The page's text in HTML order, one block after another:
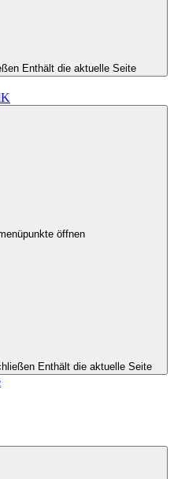
Enthält die aktuelle Seite
öffnen
Enthält die aktuelle Seite